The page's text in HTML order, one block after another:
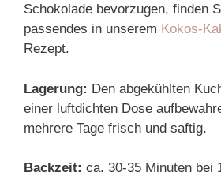
Schokolade bevorzugen, finden
passendes in unserem Kokos-
Rezept.
Lagerung: Den abgekühlten
einer luftdichten Dose
mehrere Tage frisch und saftig.
Backzeit: ca. 30-35 Minuten bei